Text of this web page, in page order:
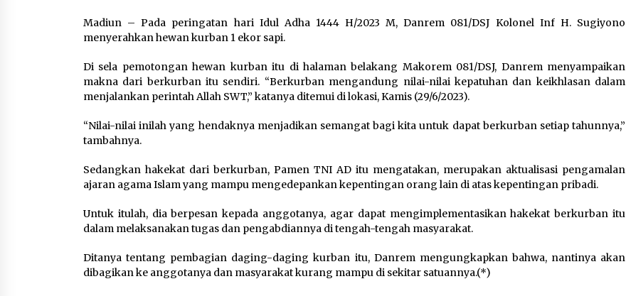
9 Kopi Botol Terbaik yang
Praktis untuk Menemani
8 Agustus 2026
Kemenpar Turut Perkuat
Bahari Berkelas Dunia
8 Agustus 2026
Bakteri Yogurt, Kenali
Manfaatnya untuk Kesehatan
8 Agustus 2026
Perawatan PCOS yang Efektif
untuk Menjaga Kesuburan
Madiun – Pada peringatan hari Idul Adha 1444 H/2023 M, Danrem 081/DSJ Kolonel Inf H. Sugiyono
menyerahkan hewan kurban 1 ekor sapi.
Di sela pemotongan hewan kurban itu di halaman belakang Makorem 081/DSJ, Danrem menyampaikan
makna dari berkurban itu sendiri. “Berkurban mengandung nilai-nilai kepatuhan dan keikhlasan dalam
menjalankan perintah Allah SWT,” katanya ditemui di lokasi, Kamis (29/6/2023).
“Nilai-nilai inilah yang hendaknya menjadikan semangat bagi kita untuk dapat berkurban setiap tahunnya,”
tambahnya.
Sedangkan hakekat dari berkurban, Pamen TNI AD itu mengatakan, merupakan aktualisasi pengamalan
ajaran agama Islam yang mampu mengedepankan kepentingan orang lain di atas kepentingan pribadi.
Untuk itulah, dia berpesan kepada anggotanya, agar dapat mengimplementasikan hakekat berkurban itu
dalam melaksanakan tugas dan pengabdiannya di tengah-tengah masyarakat.
Ditanya tentang pembagian daging-daging kurban itu, Danrem mengungkapkan bahwa, nantinya akan
dibagikan ke anggotanya dan masyarakat kurang mampu di sekitar satuannya.(*)